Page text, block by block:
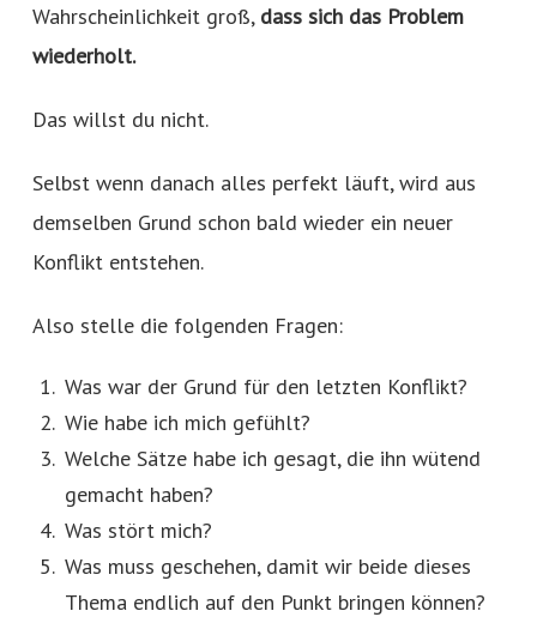
Wahrscheinlichkeit groß, dass sich das Problem
wiederholt.
Das willst du nicht.
Selbst wenn danach alles perfekt läuft, wird aus
demselben Grund schon bald wieder ein neuer
Konflikt entstehen.
Also stelle die folgenden Fragen:
Was war der Grund für den letzten Konflikt?
Wie habe ich mich gefühlt?
Welche Sätze habe ich gesagt, die ihn wütend
gemacht haben?
Was stört mich?
Was muss geschehen, damit wir beide dieses
Thema endlich auf den Punkt bringen können?